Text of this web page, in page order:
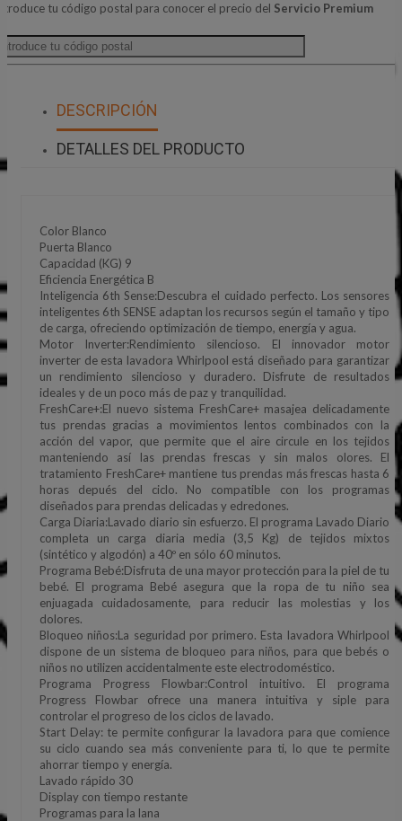
tu código postal para conocer el precio del Servicio Premium
DESCRIPCIÓN
DETALLES DEL PRODUCTO
Color Blanco
Puerta Blanco
Capacidad (KG) 9
Eficiencia Energética B
Inteligencia 6th Sense:Descubra el cuidado perfecto. Los sensores
inteligentes 6th SENSE adaptan los recursos según el tamaño y tipo
de carga, ofreciendo optimización de tiempo, energía y agua.
Motor Inverter:Rendimiento silencioso. El innovador motor
inverter de esta lavadora Whirlpool está diseñado para garantizar
un rendimiento silencioso y duradero. Disfrute de resultados
ideales y de un poco más de paz y tranquilidad.
FreshCare+:El nuevo sistema FreshCare+ masajea delicadamente
tus prendas gracias a movimientos lentos combinados con la
acción del vapor, que permite que el aire circule en los tejidos
manteniendo así las prendas frescas y sin malos olores. El
tratamiento FreshCare+ mantiene tus prendas más frescas hasta 6
horas depués del ciclo. No compatible con los programas
diseñados para prendas delicadas y edredones.
Carga Diaria:Lavado diario sin esfuerzo. El programa Lavado Diario
completa un carga diaria media (3,5 Kg) de tejidos mixtos
(sintético y algodón) a 40º en sólo 60 minutos.
Programa Bebé:Disfruta de una mayor protección para la piel de tu
bebé. El programa Bebé asegura que la ropa de tu niño sea
enjuagada cuidadosamente, para reducir las molestias y los
dolores.
Bloqueo niños:La seguridad por primero. Esta lavadora Whirlpool
dispone de un sistema de bloqueo para niños, para que bebés o
niños no utilizen accidentalmente este electrodoméstico.
Programa Progress Flowbar:Control intuitivo. El programa
Progress Flowbar ofrece una manera intuitiva y siple para
controlar el progreso de los ciclos de lavado.
Start Delay: te permite configurar la lavadora para que comience
su ciclo cuando sea más conveniente para ti, lo que te permite
ahorrar tiempo y energía.
Lavado rápido 30
Display con tiempo restante
Programas para la lana